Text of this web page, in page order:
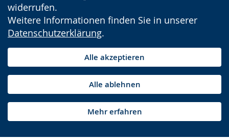
widerrufen.
Weitere Informationen finden Sie in unserer
Datenschutzerklärung.
Alle akzeptieren
Alle ablehnen
Mehr erfahren